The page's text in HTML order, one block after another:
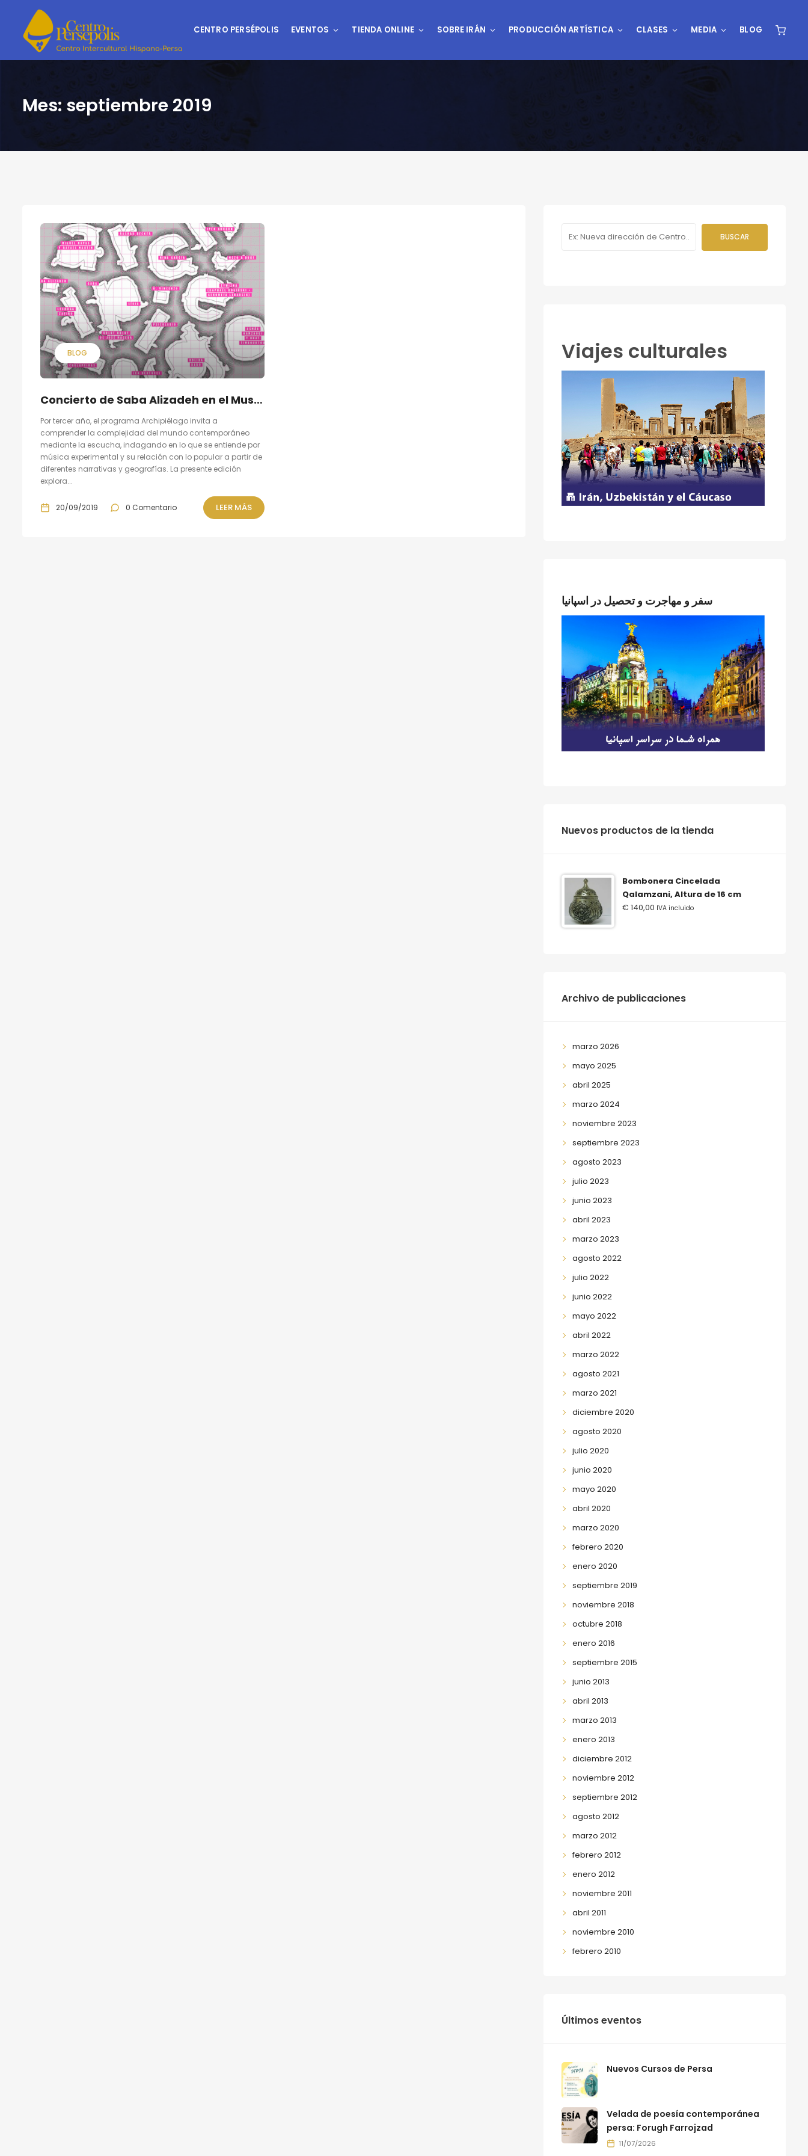
CENTRO PERSÉPOLIS EVENTOS TIENDA ONLINE SOBRE IRÁN PRODUCCIÓN ARTÍSTICA CLASES MEDIA BLOG
Mes: septiembre 2019
BLOG
Concierto de Saba Alizadeh en el Museo de Reina Sofía
Por tercer año, el programa Archipiélago invita a
comprender la complejidad del mundo contemporáneo
mediante la escucha, indagando en lo que se entiende por
música experimental y su relación con lo popular a partir de
diferentes narrativas y geografías. La presente edición
explora...
20/09/2019 0 Comentario LEER MÁS
Viajes culturales
سفر و مهاجرت و تحصیل در اسپانیا
‫‪Nuevos‬‬ ‫‪productos‬‬ ‫‪de‬‬ ‫‪la‬‬ ‫‪tienda‬‬
Bombonera Cincelada
Qalamzani, Altura de 16 cm
€ 140,00 IVA incluido
Archivo de publicaciones
marzo 2026
mayo 2025
abril 2025
marzo 2024
noviembre 2023
septiembre 2023
agosto 2023
julio 2023
junio 2023
abril 2023
marzo 2023
agosto 2022
julio 2022
junio 2022
mayo 2022
abril 2022
marzo 2022
agosto 2021
marzo 2021
diciembre 2020
agosto 2020
julio 2020
junio 2020
mayo 2020
abril 2020
marzo 2020
febrero 2020
enero 2020
septiembre 2019
noviembre 2018
octubre 2018
enero 2016
septiembre 2015
junio 2013
abril 2013
marzo 2013
enero 2013
diciembre 2012
noviembre 2012
septiembre 2012
agosto 2012
marzo 2012
febrero 2012
enero 2012
noviembre 2011
abril 2011
noviembre 2010
febrero 2010
Últimos eventos
Nuevos Cursos de Persa
Velada de poesía contemporánea
persa: Forugh Farrojzad
11/07/2026